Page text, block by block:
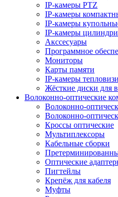
IP-камеры PTZ
IP-камеры
IP-камеры
IP-камеры
Акссесуары
Программное
Мониторы
Карты памяти
IP-камеры
Жёсткие диски для
Волоконно-оптические
Волоконно-
Волоконно-
Кроссы оптические
Мультиплексоры
Кабельные сборки
Оптические
Пигтейлы
Крепёж для кабеля
Муфты